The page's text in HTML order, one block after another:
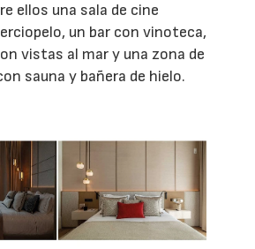
ellos una sala de cine
un bar con vinoteca,
vistas al mar y una zona de
sauna y bañera de hielo.